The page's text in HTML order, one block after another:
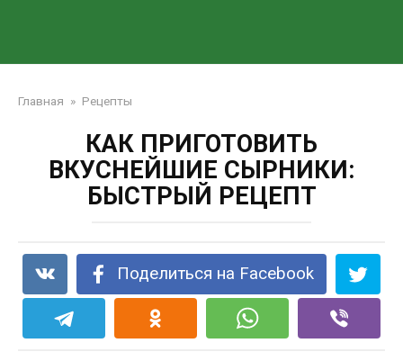
Главная » Рецепты
КАК ПРИГОТОВИТЬ
ВКУСНЕЙШИЕ СЫРНИКИ:
БЫСТРЫЙ РЕЦЕПТ
Поделиться на Facebook